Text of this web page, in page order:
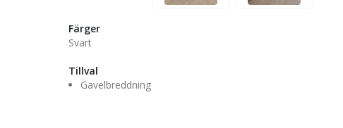
Färger
Svart
Tillval
Gavelbreddning